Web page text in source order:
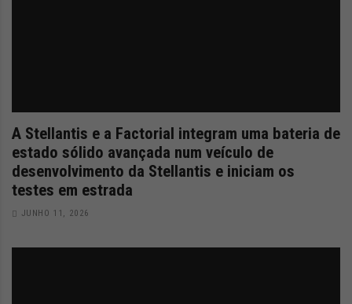
A Stellantis e a Factorial integram uma bateria de
estado sólido avançada num veículo de
desenvolvimento da Stellantis e iniciam os
testes em estrada
JUNHO 11, 2026